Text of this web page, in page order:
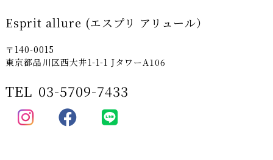
Esprit allure (エスプリ アリュール）
〒140-0015
東京都品川区西大井1-1-1 JタワーA106
TEL 03-5709-7433